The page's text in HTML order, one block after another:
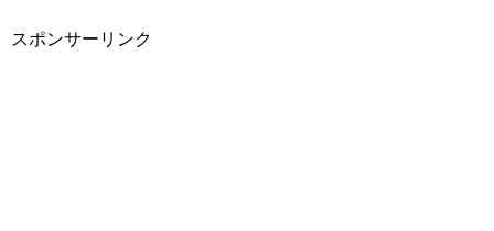
スポンサーリンク